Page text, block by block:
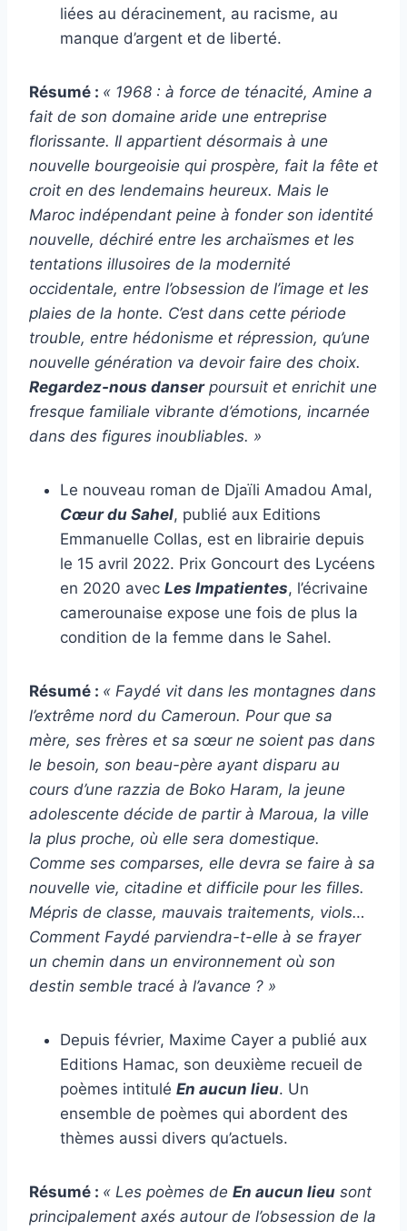
liées au déracinement, au racisme, au
manque d’argent et de liberté.
Résumé : « 1968 : à force de ténacité, Amine a
fait de son domaine aride une entreprise
florissante. Il appartient désormais à une
nouvelle bourgeoisie qui prospère, fait la fête et
croit en des lendemains heureux. Mais le
Maroc indépendant peine à fonder son identité
nouvelle, déchiré entre les archaïsmes et les
tentations illusoires de la modernité
occidentale, entre l’obsession de l’image et les
plaies de la honte. C’est dans cette période
trouble, entre hédonisme et répression, qu’une
nouvelle génération va devoir faire des choix.
Regardez-nous danserpoursuit et enrichit une
fresque familiale vibrante d’émotions, incarnée
dans des figures inoubliables. »
Le nouveau roman de Djaïli Amadou Amal,
Cœur du Sahel, publié aux Editions
Emmanuelle Collas, est en librairie depuis
le 15 avril 2022. Prix Goncourt des Lycéens
en 2020 avec Les Impatientes, l’écrivaine
camerounaise expose une fois de plus la
condition de la femme dans le Sahel.
Résumé : « Faydé vit dans les montagnes dans
l’extrême nord du Cameroun. Pour que sa
mère, ses frères et sa sœur ne soient pas dans
le besoin, son beau-père ayant disparu au
cours d’une razzia de Boko Haram, la jeune
adolescente décide de partir à Maroua, la ville
la plus proche, où elle sera domestique.
Comme ses comparses, elle devra se faire à sa
nouvelle vie, citadine et difficile pour les filles.
Mépris de classe, mauvais traitements, viols…
Comment Faydé parviendra-t-elle à se frayer
un chemin dans un environnement où son
destin semble tracé à l’avance ? »
Depuis février, Maxime Cayer a publié aux
Editions Hamac, son deuxième recueil de
poèmes intitulé En aucun lieu. Un
ensemble de poèmes qui abordent des
thèmes aussi divers qu’actuels.
Résumé : « Les poèmes de En aucun lieu sont
principalement axés autour de l’obsession de la